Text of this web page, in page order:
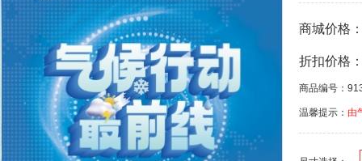
商城价格
折扣价格
商品编号：
温馨提示： 由